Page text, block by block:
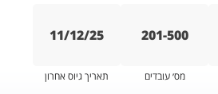
201-500
מס׳ עובדים
11/12/25
תאריך גיוס אחרון